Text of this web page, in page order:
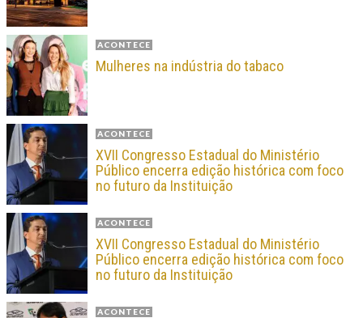
ACONTECE
Mulheres na indústria do tabaco
ACONTECE
XVII Congresso Estadual do Ministério
Público encerra edição histórica com foco
no futuro da Instituição
ACONTECE
XVII Congresso Estadual do Ministério
Público encerra edição histórica com foco
no futuro da Instituição
ACONTECE